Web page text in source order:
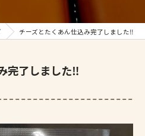
チーズとたくあん仕込み完了しました‼️
完了しました‼️